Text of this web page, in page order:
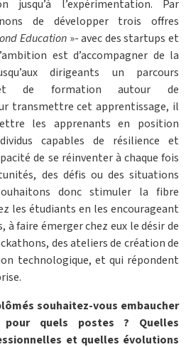
jusqu’à l’expérimentation. Par
de développer trois offres
Education»- avec des startups et
est d’accompagner de la
dirigeants un parcours
et de formation autour de
transmettre cet apprentissage, il
les apprenants en position
capables de résilience et
de se réinventer à chaque fois
des défis ou des situations
donc stimuler la fibre
les étudiants en les encourageant
à faire émerger chez eux le désir de
des ateliers de création de
technologique, et qui répondent
souhaitez-vous embaucher
pour quels postes ? Quelles
et quelles évolutions